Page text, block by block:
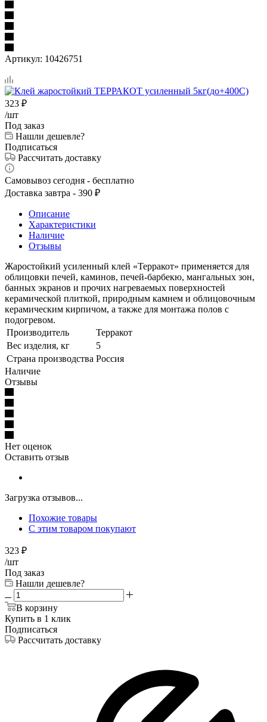
Артикул: 10426751
323 ₽
/шт
Под заказ
Нашли дешевле?
Подписаться
Рассчитать доставку
Самовывоз сегодня - бесплатно
Доставка завтра - 390 ₽
Описание
Характеристики
Наличие
Отзывы
Жаростойкий усиленный клей «Терракот» применяется для
облицовки печей, каминов, печей-барбекю, мангальных зон,
банных экранов и прочих нагреваемых поверхностей
керамической плиткой, природным камнем и облицовочным
керамическим кирпичом, а также для монтажа полов с
подогревом.
Производитель
Терракот
Вес изделия, кг
5
Страна производства Россия
Наличие
Отзывы
Нет оценок
Оставить отзыв
Загрузка отзывов...
Похожие товары
С этим товаром покупают
323 ₽
/шт
Под заказ
Нашли дешевле?
В корзину
Купить в 1 клик
Подписаться
Рассчитать доставку